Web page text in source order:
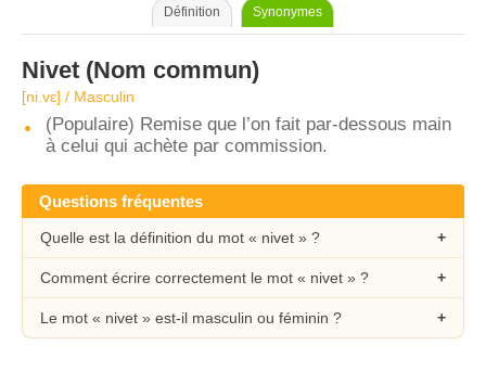
Définition Synonymes
Nivet (Nom commun)
[ni.vɛ] / Masculin
(Populaire) Remise que l’on fait par-dessous main
à celui qui achète par commission.
Questions fréquentes
Quelle est la définition du mot « nivet » ?
Comment écrire correctement le mot « nivet » ?
Le mot « nivet » est-il masculin ou féminin ?